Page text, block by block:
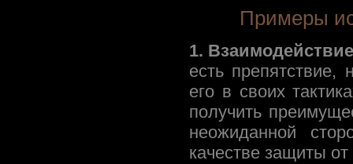
Примеры
1.
есть
его в своих
получить
неожиданной
качестве защиты от